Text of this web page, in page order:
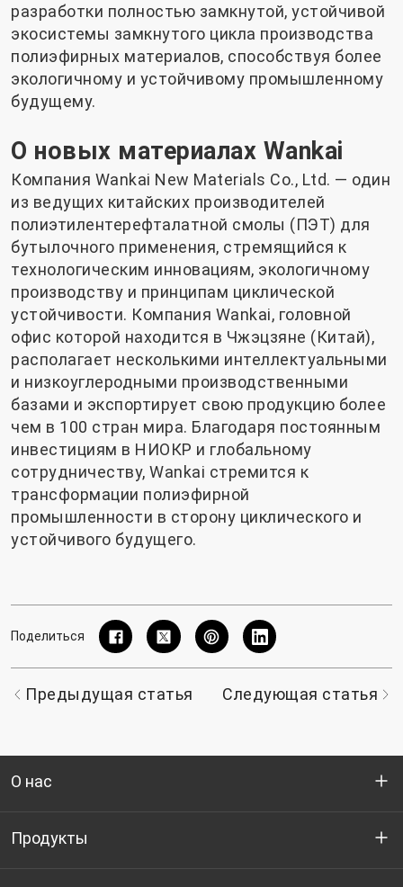
разработки полностью замкнутой, устойчивой
экосистемы замкнутого цикла производства
полиэфирных материалов, способствуя более
экологичному и устойчивому промышленному
будущему.
О новых материалах Wankai
Компания Wankai New Materials Co., Ltd. — один
из ведущих китайских производителей
полиэтилентерефталатной смолы (ПЭТ) для
бутылочного применения, стремящийся к
технологическим инновациям, экологичному
производству и принципам циклической
устойчивости. Компания Wankai, головной
офис которой находится в Чжэцзяне (Китай),
располагает несколькими интеллектуальными
и низкоуглеродными производственными
базами и экспортирует свою продукцию более
чем в 100 стран мира. Благодаря постоянным
инвестициям в НИОКР и глобальному
сотрудничеству, Wankai стремится к
трансформации полиэфирной
промышленности в сторону циклического и
устойчивого будущего.
Поделиться
Предыдущая статья Следующая статья
О нас
Кто мы
Продукты